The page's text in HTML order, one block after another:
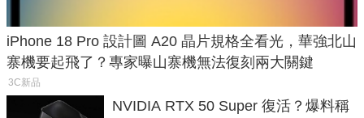
iPhone 18 Pro 設計圖 A20 晶片規格全看光，華強北山
寨機要起飛了？專家曝山寨機無法復刻兩大關鍵
3C新品
NVIDIA RTX 50 Super 復活？爆料稱